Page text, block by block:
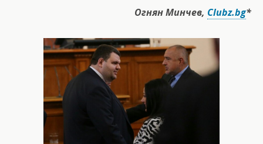
Огнян Минчев, Clubz.bg*